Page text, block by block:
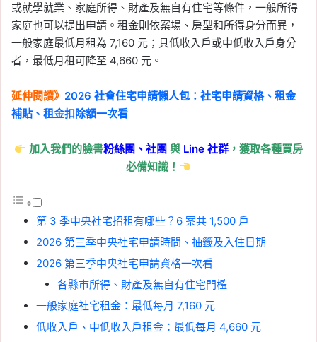
或就學就業、家庭所得、財產及無自有住宅等條件，一般所得
家庭也可以提出申請。租金則依案場、房型和所得身分而異，
一般家庭最低月租為 7,160 元；具低收入戶或中低收入戶身分
者，最低月租可降至 4,660 元。
延伸閱讀》 2026 社會住宅申請懶人包：社宅申請資格、租金
補貼、租金扣除額一次看
加入我們的臉書粉絲團、社團與 Line社群 ，獲取各種買房
必備知識！
第 3 季中央社宅招租有哪些？6 案共 1,500 戶
2026 第三季中央社宅申請時間、抽籤及入住日期
2026 第三季中央社宅申請資格一次看
各縣市所得、財產及無自有住宅門檻
一般家庭社宅租金：最低每月 7,160 元
低收入戶、中低收入戶租金：最低每月 4,660 元